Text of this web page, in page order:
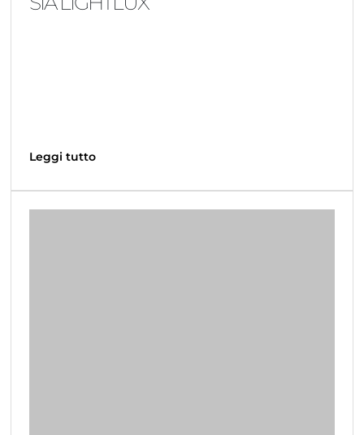
Leggi tutto